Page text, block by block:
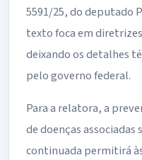
5591/25, do deputado
texto foca em
deixando os detalhes
pelo governo federal.
Para a relatora, a
de doenças associadas
continuada permitirá